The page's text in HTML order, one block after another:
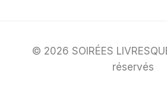
© 2026 SOIRÉES
réservés